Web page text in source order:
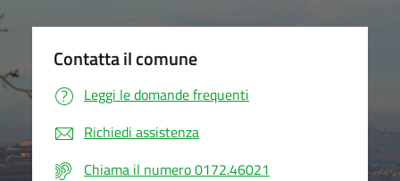
Contatta il comune
Leggi le domande frequenti
Richiedi assistenza
Chiama il numero 0172.46021